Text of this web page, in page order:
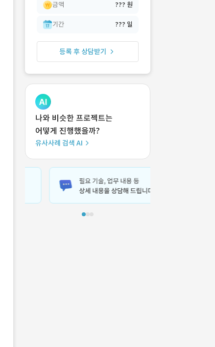
금액 ??? 원
기간 ??? 일
등록 후 상담받기
나와 비슷한 프로젝트는
어떻게 진행했을까?
유사사례 검색 AI